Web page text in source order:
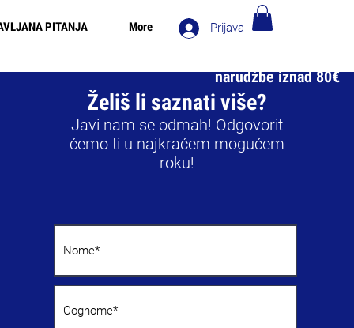
Prijava
narudžbe iznad 80€
PITANJA More
Želiš li saznati više?
Javi nam se odmah! Odgovorit
ćemo ti u najkraćem mogućem
roku!